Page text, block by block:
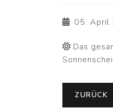
05. April
Das
ZURÜCK